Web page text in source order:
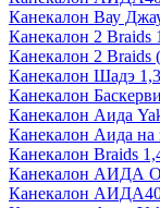
Канекалон Вау
Канекалон 2 Braids
Канекалон 2 Braids
Канекалон Шадэ
Канекалон
Канекалон Аида
Канекалон Аида на
Канекалон Braids
Канекалон АИДА
Канекалон